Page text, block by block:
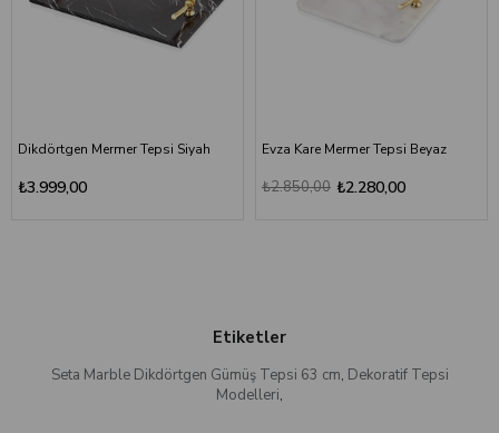
Dikdörtgen Mermer Tepsi Siyah
₺3.999,00
Evza Kare Mermer Tepsi Beyaz
₺2.280,00
₺2.850,00
Etiketler
Seta Marble Dikdörtgen Gümüş Tepsi 63 cm, Dekoratif Tepsi
Modelleri,